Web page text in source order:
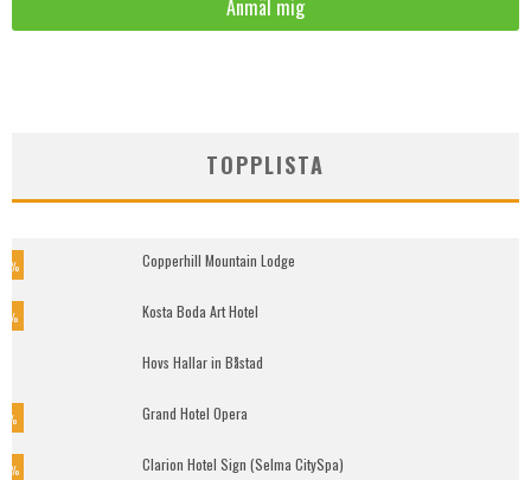
TOPPLISTA
% Copperhill Mountain Lodge
% Kosta Boda Art Hotel
Hovs Hallar in Båstad
% Grand Hotel Opera
% Clarion Hotel Sign (Selma CitySpa)